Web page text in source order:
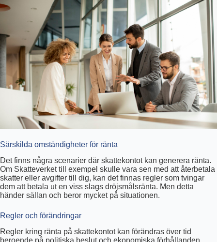
Särskilda omständigheter för ränta
Det finns några scenarier där skattekontot kan generera ränta.
Om Skatteverket till exempel skulle vara sen med att återbetala
skatter eller avgifter till dig, kan det finnas regler som tvingar
dem att betala ut en viss slags dröjsmålsränta. Men detta
händer sällan och beror mycket på situationen.
Regler och förändringar
Regler kring ränta på skattekontot kan förändras över tid
beroende på politiska beslut och ekonomiska förhållanden.